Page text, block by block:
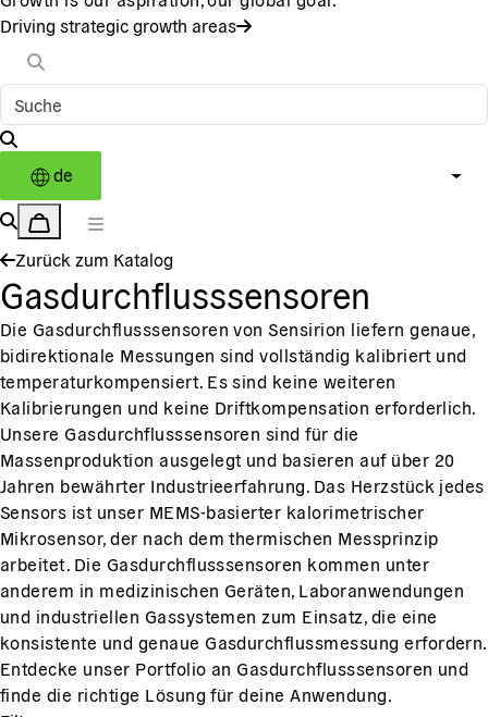
Driving strategic growth areas
de
Zurück zum Katalog
Gasdurchflusssensoren
Die Gasdurchflusssensoren von Sensirion liefern genaue,
bidirektionale Messungen sind vollständig kalibriert und
temperaturkompensiert. Es sind keine weiteren
Kalibrierungen und keine Driftkompensation erforderlich.
Unsere Gasdurchflusssensoren sind für die
Massenproduktion ausgelegt und basieren auf über 20
Jahren bewährter Industrieerfahrung. Das Herzstück jedes
Sensors ist unser MEMS-basierter kalorimetrischer
Mikrosensor, der nach dem thermischen Messprinzip
arbeitet. Die Gasdurchflusssensoren kommen unter
anderem in medizinischen Geräten, Laboranwendungen
und industriellen Gassystemen zum Einsatz, die eine
konsistente und genaue Gasdurchflussmessung erfordern.
Entdecke unser Portfolio an Gasdurchflusssensoren und
finde die richtige Lösung für deine Anwendung.